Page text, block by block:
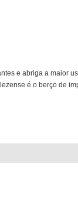
e abriga a maior
é o berço de